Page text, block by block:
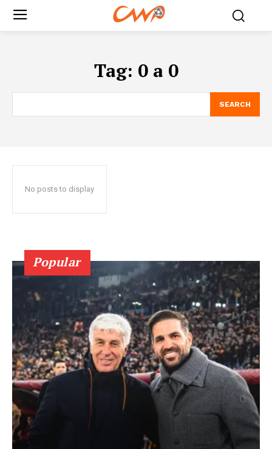
Tag: 0 a 0
SEARCH
No posts to display
Popular